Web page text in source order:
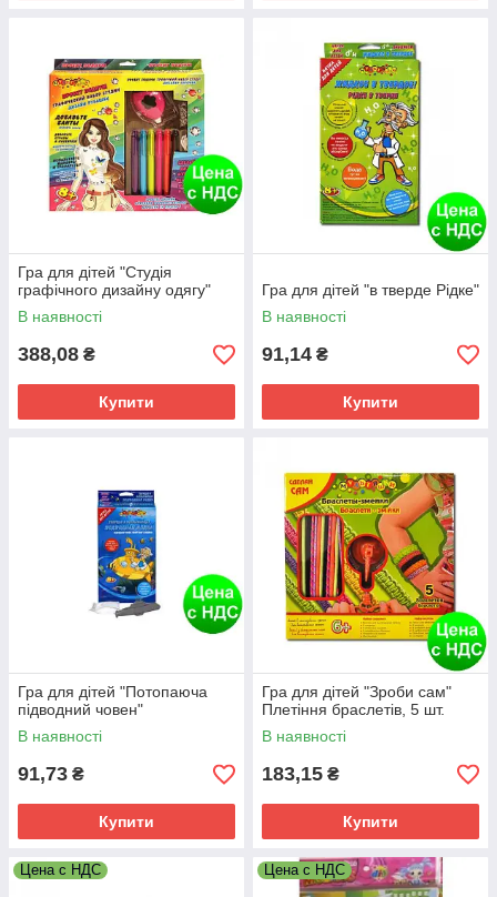
Гра для дітей "Студія
графічного дизайну одягу"
В наявності
388,08 ₴
Купити
Гра для дітей "в тверде Рідке"
В наявності
91,14 ₴
Купити
Гра для дітей "Потопаюча
підводний човен"
В наявності
91,73 ₴
Купити
Гра для дітей "Зроби сам"
Плетіння браслетів, 5 шт.
В наявності
183,15 ₴
Купити
Цена с НДС Цена с НДС